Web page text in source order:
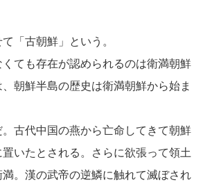
「古朝鮮」という。
ても存在が認められるのは衛満朝鮮
朝鮮半島の歴史は衛満朝鮮から始ま
古代中国の燕から亡命してきて朝鮮
いたとされる。さらに欲張って領土
。漢の武帝の逆鱗に触れて滅ぼされ